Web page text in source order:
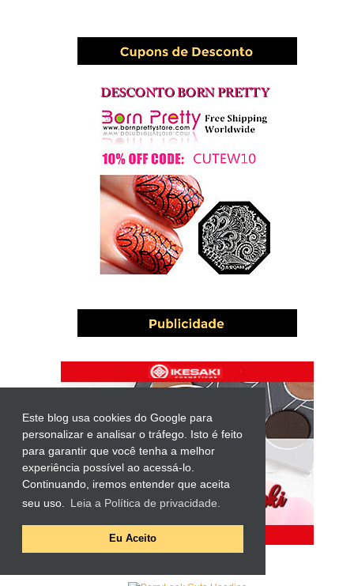
Este blog usa cookies do Google para
personalizar e analisar o tráfego. Isto é feito
para garantir que você tenha a melhor
experiência possível ao acessá-lo.
Continuando, iremos entender que aceita
seu uso.
Leia a Política de privacidade.
Eu Aceito